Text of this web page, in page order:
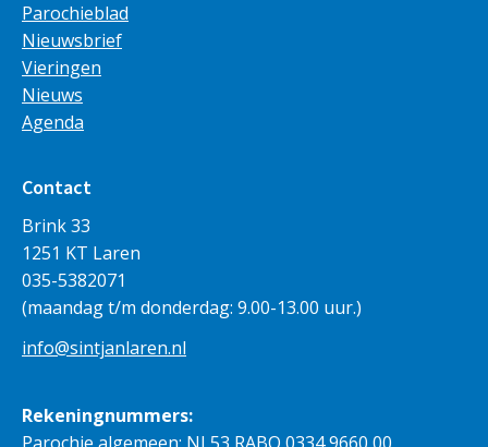
Parochieblad
Nieuwsbrief
Vieringen
Nieuws
Agenda
Contact
Brink 33
1251 KT Laren
035-5382071
(maandag t/m donderdag: 9.00-13.00 uur.)
info@sintjanlaren.nl
Rekeningnummers: